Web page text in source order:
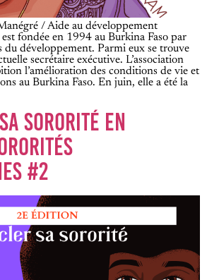
/ Aide au développement
fondée en 1994 au Burkina Faso par
du développement. Parmi eux se trouve
secrétaire exécutive. L’association
l’amélioration des conditions de vie et
au Burkina Faso. En juin, elle a été la
SORORITÉ EN
#2